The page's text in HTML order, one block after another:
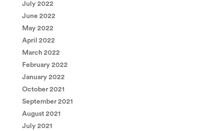
July 2022
June 2022
May 2022
April 2022
March 2022
February 2022
January 2022
October 2021
September 2021
August 2021
July 2021